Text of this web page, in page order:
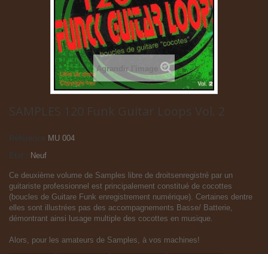
Agrandir l'image
SAMPLES 120 Funk Guitar Loops Vol. 2
Référence
MU 004
Neuf
Ce deuxième volume de Samples libre de droitsenregistré par un
guitariste professionnel est principalement constitué de cocottes
(boucles de Guitare Funk enregistrement numérique). Certaines dentre
elles sont illustrées pas des accompagnements Basse/ Batterie,
démontrant ainsi lusage multiple des cocottes en musique.
Alors, pour les amateurs de Samples, à vos machines!